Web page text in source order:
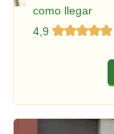
como llegar
4,9